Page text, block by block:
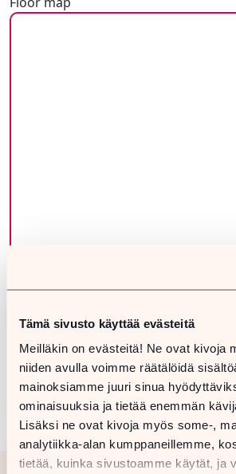
Tämä sivusto käyttää evästeitä
Meilläkin on evästeitä! Ne ovat kivoja
niiden avulla voimme räätälöidä
mainoksiamme juuri sinua
ominaisuuksia ja tietää enemmän
Lisäksi ne ovat kivoja myös some-,
analytiikka-alan kumppaneillemme,
tietää, kuinka sivustoamme käytät, ja